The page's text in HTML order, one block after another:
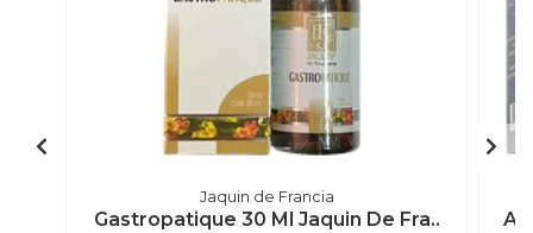
Jaquin de Francia
Gastropatique 30 Ml Jaquin De Fra..